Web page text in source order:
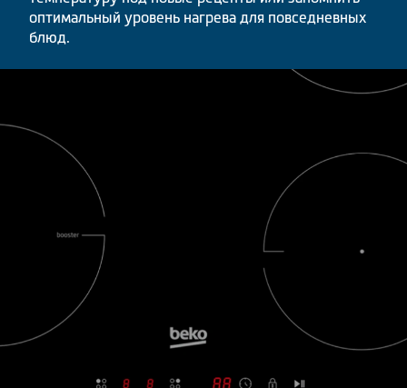
оптимальный уровень нагрева для повседневных
блюд.